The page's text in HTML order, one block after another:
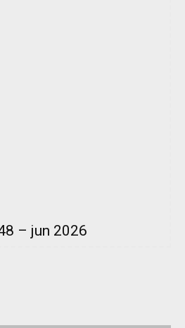
– jun 2026